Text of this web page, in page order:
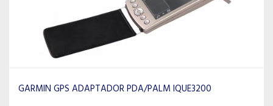
GARMIN GPS ADAPTADOR PDA/PALM IQUE3200